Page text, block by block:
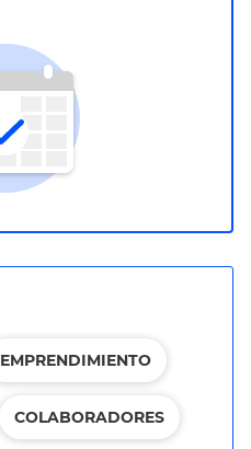
EMPRENDIMIENTO
COLABORADORES